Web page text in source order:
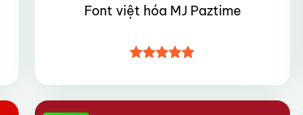
Font việt hóa MJ Paztime
hạng4.85